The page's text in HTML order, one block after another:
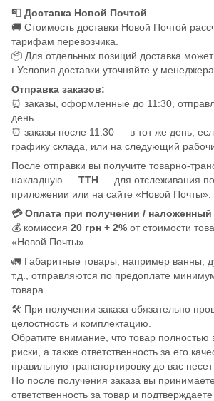
📮 Доставка Новой Почтой
🚚 Стоимость доставки Новой Почтой
тарифам перевозчика.
📦 Для отдельных позиций доставка
ℹ️ Условия доставки уточняйте у менеджера.
Отправка заказов:
⏰ заказы, оформленные до 11:30,
день
⏰ заказы после 11:30 — в тот же день,
графику склада, или на следующий
После отправки вы получите товарно-
накладную — ТТН — для отслеживания
приложении или на сайте «Новой Почты».
💳 Оплата при получении / наложенный
💰 комиссия 20 грн + 2% от стоимости
«Новой Почты».
🚛 Габаритные товары, например ванны,
т.д., отправляются по предоплате
товара.
🛠️ При получении заказа обязательно
целостность и комплектацию.
Обратите внимание, что товар полностью
риски, а также ответственность за его
правильную транспортировку до вас
Но после получения заказа вы
ответственность за товар и